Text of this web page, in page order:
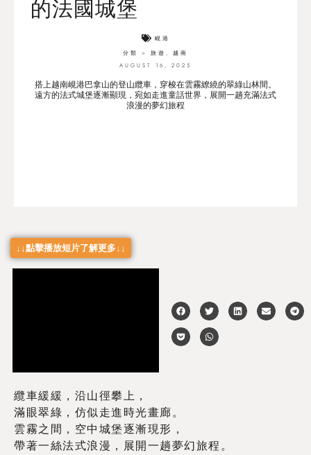
的法國城堡
峴港
分類 >
旅遊 , 越南
AUGUST 16, 2025
搭上越南峴港巴拿山的登山纜車，穿梭在雲霧繚繞的翠綠山林間。
遠方的法式城堡逐漸顯現，宛如走進童話世界，展開一趟充滿法式
浪漫的夢幻旅程
↓↓點擊播放短片了解更多↓↓
纜車緩緩，沿山徑攀上，
滿眼翠綠，仿似走進時光畫廊。
雲霧之間，空中城堡逐漸現形，
帶著一絲法式浪漫，展開一趟夢幻旅程。